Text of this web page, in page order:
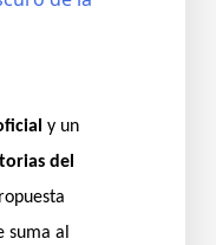
y un
del
suma al